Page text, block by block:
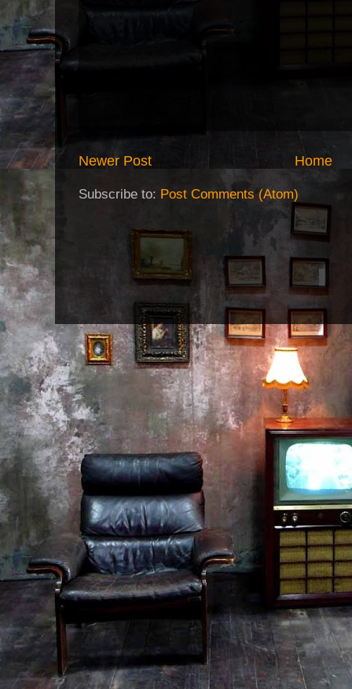
Newer Post Home
Subscribe to: Post Comments (Atom)